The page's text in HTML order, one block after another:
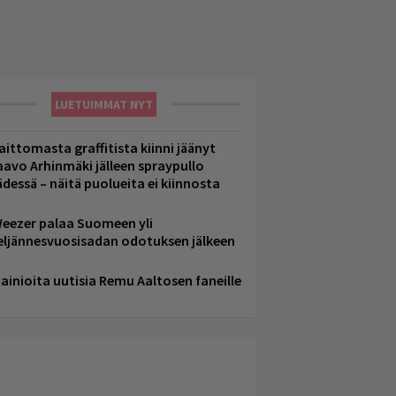
LUETUIMMAT NYT
graffitista kiinni jäänyt
Arhinmäki jälleen spraypullo
– näitä puolueita ei kiinnosta
palaa Suomeen yli
odotuksen jälkeen
uutisia Remu Aaltosen faneille